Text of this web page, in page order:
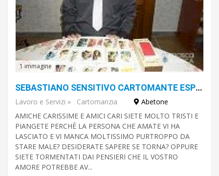
1 immagine
SEBASTIANO SENSITIVO CARTOMANTE ESPERTO RITUALISTA TI RIDONA IL TUO AMORE
Lavoro e Servizi » Cartomanzia
Abetone
AMICHE CARISSIME E AMICI CARI SIETE MOLTO TRISTI E
PIANGETE PERCHÈ LA PERSONA CHE AMATE VI HA
LASCIATO E VI MANCA MOLTISSIMO PURTROPPO DA
STARE MALE? DESIDERATE SAPERE SE TORNA? OPPURE
SIETE TORMENTATI DAI PENSIERI CHE IL VOSTRO
AMORE POTREBBE AV...